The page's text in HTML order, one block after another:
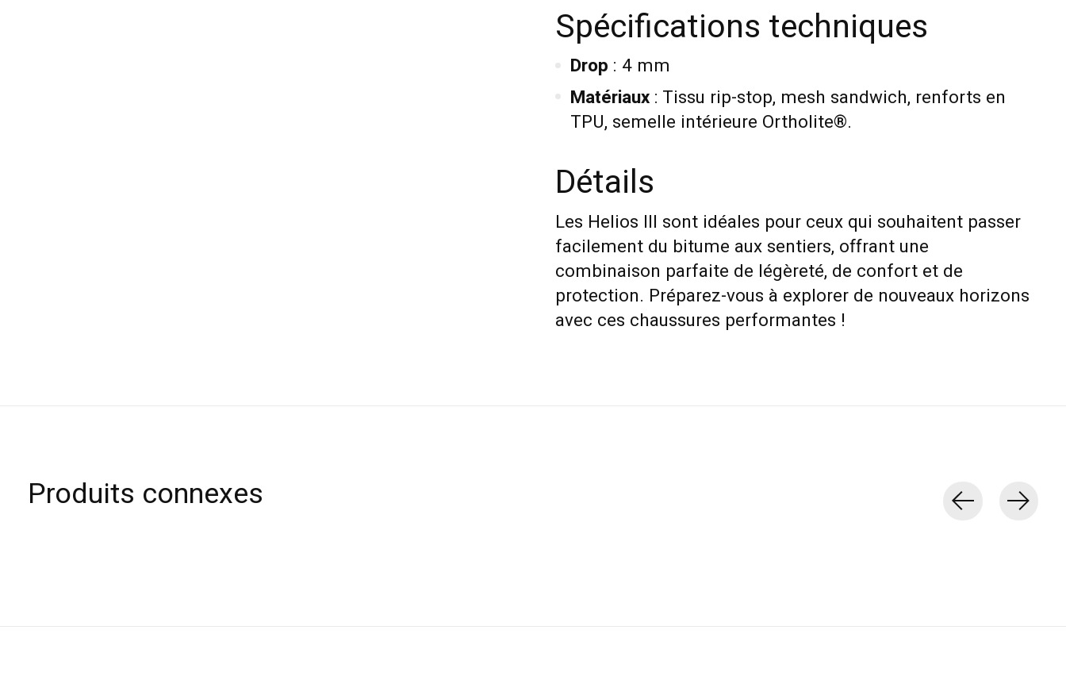
Spécifications techniques
Drop : 4 mm
Matériaux: Tissu rip-stop, mesh sandwich, renforts en
TPU, semelle intérieure Ortholite®.
Détails
Les Helios III sont idéales pour ceux qui souhaitent passer
facilement du bitume aux sentiers, offrant une
combinaison parfaite de légèreté, de confort et de
protection. Préparez-vous à explorer de nouveaux horizons
avec ces chaussures performantes !
Produits connexes